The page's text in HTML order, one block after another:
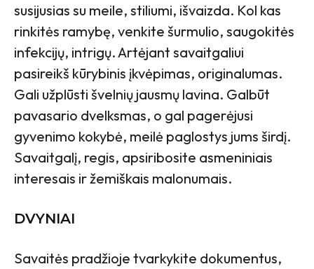
susijusias su meile, stiliumi, išvaizda. Kol kas
rinkitės ramybę, venkite šurmulio, saugokitės
infekcijų, intrigų. Artėjant savaitgaliui
pasireikš kūrybinis įkvėpimas, originalumas.
Gali užplūsti švelnių jausmų lavina. Galbūt
pavasario dvelksmas, o gal pagerėjusi
gyvenimo kokybė, meilė paglostys jums širdį.
Savaitgalį, regis, apsiribosite asmeniniais
interesais ir žemiškais malonumais.
DVYNIAI
Savaitės pradžioje tvarkykite dokumentus,